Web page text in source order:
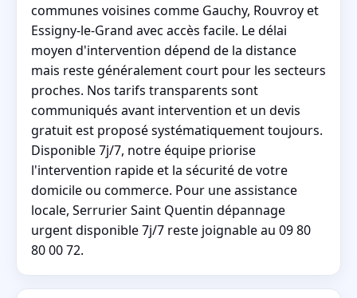
communes voisines comme Gauchy, Rouvroy et
Essigny-le-Grand avec accès facile. Le délai
moyen d'intervention dépend de la distance
mais reste généralement court pour les secteurs
proches. Nos tarifs transparents sont
communiqués avant intervention et un devis
gratuit est proposé systématiquement toujours.
Disponible 7j/7, notre équipe priorise
l'intervention rapide et la sécurité de votre
domicile ou commerce. Pour une assistance
locale, Serrurier Saint Quentin dépannage
urgent disponible 7j/7 reste joignable au 09 80
80 00 72.